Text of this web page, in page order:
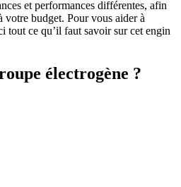
et performances différentes, afin
votre budget. Pour vous aider à
tout ce qu’il faut savoir sur cet engin
électrogène ?